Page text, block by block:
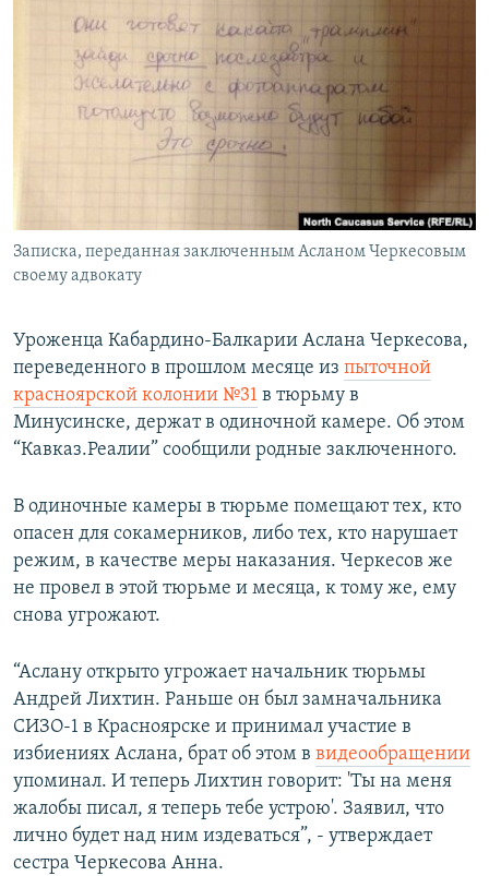
СЕВЕР.РЕАЛИИ
СИБИРЬ.РЕАЛИИ
РАСПИСАНИЕ ВЕЩАНИЯ
ПОДПИШИТЕСЬ НА РАССЫЛКУ
Все сайты РСЕ/РС
Записка, переданная заключенным Асланом Черкесовым
своему адвокату
Уроженца Кабардино-Балкарии Аслана Черкесова,
переведенного в прошлом месяце из пыточной
красноярской колонии №31 в тюрьму в
Минусинске, держат в одиночной камере. Об этом
“Кавказ.Реалии” сообщили родные заключенного.
В одиночные камеры в тюрьме помещают тех, кто
опасен для сокамерников, либо тех, кто нарушает
режим, в качестве меры наказания. Черкесов же
не провел в этой тюрьме и месяца, к тому же, ему
снова угрожают.
“Аслану открыто угрожает начальник тюрьмы
Андрей Лихтин. Раньше он был замначальника
СИЗО-1 в Красноярске и принимал участие в
избиениях Аслана, брат об этом в видеообращении
упоминал. И теперь Лихтин говорит: 'Ты на меня
жалобы писал, я теперь тебе устрою'. Заявил, что
лично будет над ним издеваться”, - утверждает
сестра Черкесова Анна.